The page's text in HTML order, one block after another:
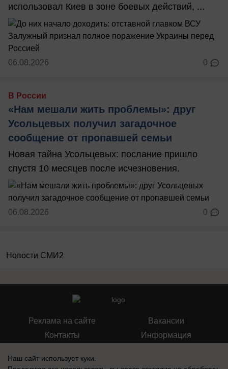
использовал Киев в зоне боевых действий, ...
06.08.2026 0
В России
«Нам мешали жить проблемы»: друг
Усольцевых получил загадочное
сообщение от пропавшей семьи
Новая тайна Усольцевых: послание пришло
спустя 10 месяцев после исчезновения.
06.08.2026 0
Новости СМИ2
Реклама на сайте
Контакты
Вакансии
Информация
Наш сайт использует куки.